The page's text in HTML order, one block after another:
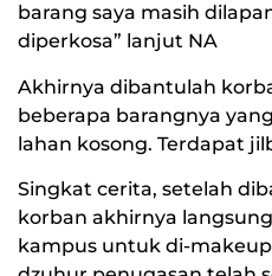
barang saya masih
diperkosa” lanjut NA
Akhirnya dibantulah
beberapa barangnya
lahan kosong. Terdapat
Singkat cerita, setelah
korban akhirnya
kampus untuk di-